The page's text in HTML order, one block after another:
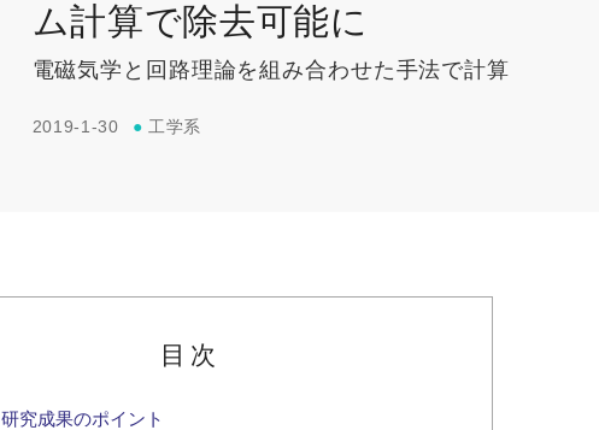
ム計算で除去可能に
電磁気学と回路理論を組み合わせた手法で計算
2019-1-30 ● 工学系
目次
研究成果のポイント